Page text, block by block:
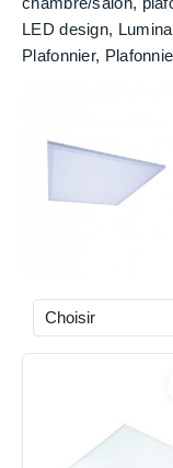
LED design,
Plafonnier,
Choisir